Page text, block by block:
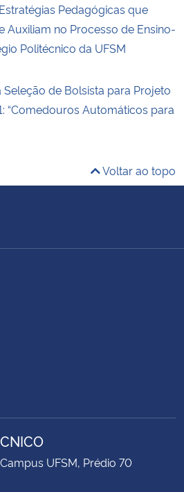
Pedagógicas que
Auxiliam no Processo de Ensino-
Politécnico da UFSM
de Bolsista para Projeto
“Comedouros Automáticos para
Voltar ao topo
UFSM, Prédio 70